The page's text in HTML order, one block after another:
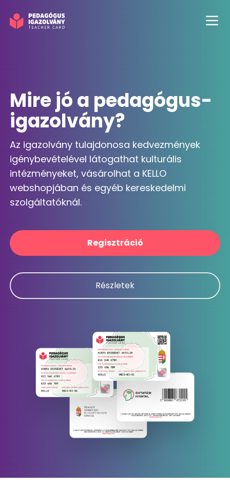
Mire jó a pedagógus-
igazolvány?
Az igazolvány tulajdonosa kedvezmények
igénybevételével látogathat kulturális
intézményeket, vásárolhat a KELLO
webshopjában és egyéb kereskedelmi
szolgáltatóknál.
Regisztráció
Részletek